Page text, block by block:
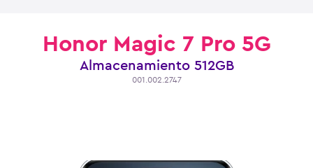
Honor Magic 7 Pro 5G
Almacenamiento 512GB
001.002.2747